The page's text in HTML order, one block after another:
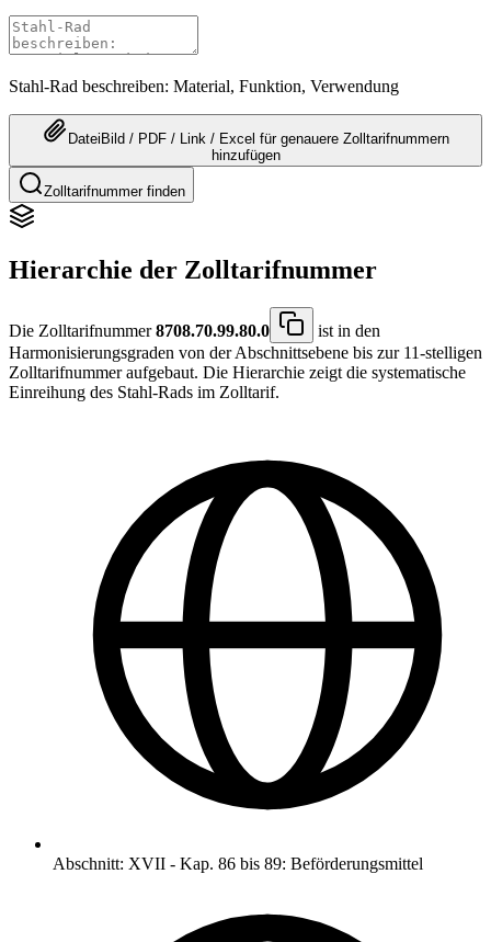
Stahl-Rad beschreiben: Material, Funktion, Verwendung
Datei Bild / PDF / Link / Excel für genauere Zolltarifnummern
hinzufügen
Zolltarifnummer finden
Hierarchie der Zolltarifnummer
Die Zolltarifnummer8708.70.99.80.0
ist in den
Harmonisierungsgraden von der Abschnittsebene bis zur 11-stelligen
Zolltarifnummer aufgebaut. Die Hierarchie zeigt die systematische
Einreihung des Stahl-Rads im Zolltarif.
Abschnitt: XVII - Kap. 86 bis 89: Beförderungsmittel